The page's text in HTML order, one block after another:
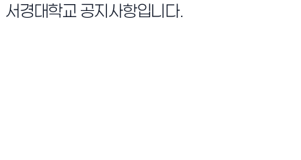
서경대학교 공지사항입니다.